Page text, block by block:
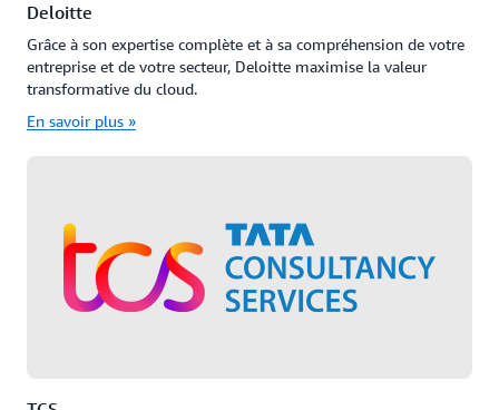
Deloitte
Grâce à son expertise complète et à sa compréhension de votre
entreprise et de votre secteur, Deloitte maximise la valeur
transformative du cloud.
En savoir plus »